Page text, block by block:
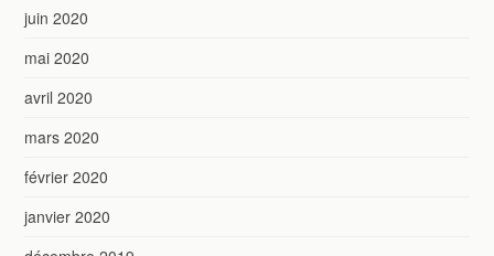
juin 2020
mai 2020
avril 2020
mars 2020
février 2020
janvier 2020